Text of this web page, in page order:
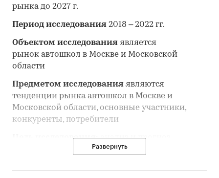
рынка до 2027 г.
Период исследования 2018 – 2022 гг.
Объектом исследования является
рынок автошкол в Москве и Московской
области
Предметом исследования являются
тенденции рынка автошкол в Москве и
Московской области, основные участники,
конкуренты, потребители
Цель исследования:анализ и прогноз
развития рынка автошкол в Москве и
Развернуть